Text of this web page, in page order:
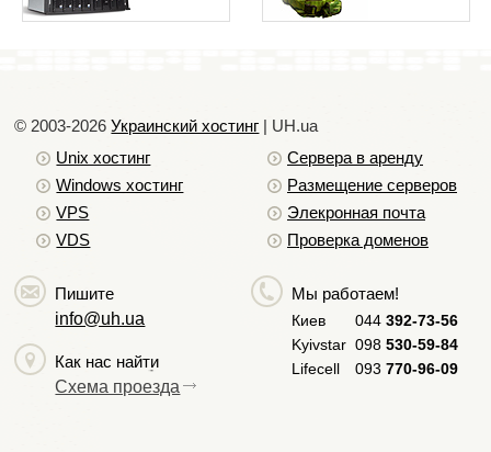
© 2003-2026Украинский хостинг | UH.ua
Unix хостинг
Windows хостинг
VPS
VDS
Сервера в аренду
Размещение серверов
Элекронная почта
Проверка доменов
Пишите
info@uh.ua
Как нас найти
Схема проезда
Мы работаем!
Киев 044 392-73-56
Kyivstar 098 530-59-84
Lifecell
093 770-96-09